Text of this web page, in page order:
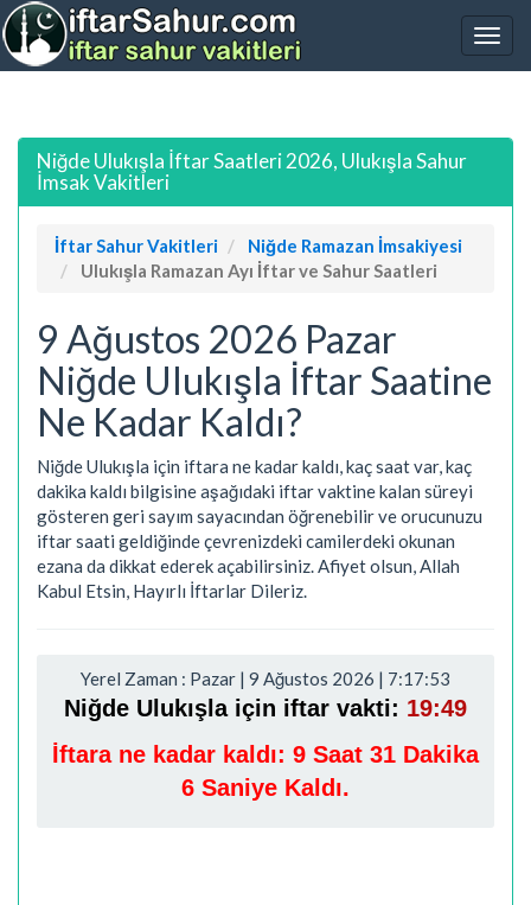
Niğde Ulukışla İftar Saatleri 2026, Ulukışla Sahur
İmsak Vakitleri
İftar Sahur Vakitleri
Niğde Ramazan İmsakiyesi
Ulukışla Ramazan Ayı İftar ve Sahur Saatleri
9 Ağustos 2026 Pazar
Niğde Ulukışla İftar Saatine
Ne Kadar Kaldı?
Niğde Ulukışla için iftara ne kadar kaldı, kaç saat var, kaç
dakika kaldı bilgisine aşağıdaki iftar vaktine kalan süreyi
gösteren geri sayım sayacından öğrenebilir ve orucunuzu
iftar saati geldiğinde çevrenizdeki camilerdeki okunan
ezana da dikkat ederek açabilirsiniz. Afiyet olsun, Allah
Kabul Etsin, Hayırlı İftarlar Dileriz.
Yerel Zaman : Pazar | 9 Ağustos 2026 | 7:17:54
Niğde Ulukışla için iftar vakti: 19:49
İftara ne kadar kaldı: 9 Saat 31 Dakika
5 Saniye Kaldı.